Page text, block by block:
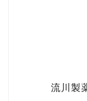
流川製